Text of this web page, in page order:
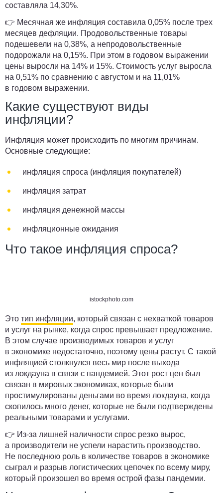
составляла 14,30%.
👉 Месячная же инфляция составила 0,05% после трех
месяцев дефляции. Продовольственные товары
подешевели на 0,38%, а непродовольственные
подорожали на 0,15%. При этом в годовом выражении
цены выросли на 14% и 15%. Стоимость услуг выросла
на 0,51% по сравнению с августом и на 11,01%
в годовом выражении.
Какие существуют виды
инфляции?
Инфляция может происходить по многим причинам.
Основные следующие:
инфляция спроса (инфляция покупателей)
инфляция затрат
инфляция денежной массы
инфляционные ожидания
Что такое инфляция спроса?
istockphoto.com
Это тип инфляции, который связан с нехваткой товаров
и услуг на рынке, когда спрос превышает предложение.
В этом случае производимых товаров и услуг
в экономике недостаточно, поэтому цены растут. С такой
инфляцией столкнулся весь мир после выхода
из локдауна в связи с пандемией. Этот рост цен был
связан в мировых экономиках, которые были
простимулированы деньгами во время локдауна, когда
скопилось много денег, которые не были подтверждены
реальными товарами и услугами.
👉 Из-за лишней наличности спрос резко вырос,
а производители не успели нарастить производство.
Не последнюю роль в количестве товаров в экономике
сыграл и разрыв логистических цепочек по всему миру,
который произошел во время острой фазы пандемии.